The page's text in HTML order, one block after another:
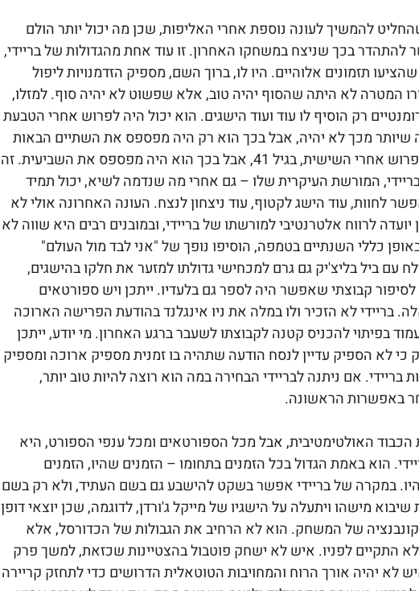
להמשיך לעונה נוספת אחרי האליפות, שכן מה יכול יותר הולם
להתהדר בכך שניצח במשחקו האחרון. זו עוד אחת מהגדולות של בריידי,
תזמונים אלוהיים. היו לו, ברוך השם, מספיק הזדמנויות ליפול
המטרה לא היתה שהסוף יהיה טוב, אלא שפשוט לא יהיה סוף. למזלו,
רק הוסיף לו עוד ועוד הישגים. הוא יכול היה לפרוש אחרי הטבעת
מתוך ההנחה שיותר מכך לא יהיה, אבל בכך הוא רק היה מפספס את השתיים הבאות
עם ניו אינגלנד; הוא יכול היה לפרוש אחרי השישית, בגיל 41, אבל בכך הוא היה מפספס את השביעית. זה
המורשת העיקרית שלו – גם אחרי מה שנדמה לשיא, יכול תמיד
לחוות, עוד הישג לקטוף, עוד ניצחון לנצח. העונה האחרונה אולי לא
לרווח אלטרנטיבי למורשתו של בריידי, ובמובנים רבים היא שווה לא
כללי השנתיים בטמפה, הוסיפו נופך של "אני לבד מול העולם"
עם ביל בליצ'יק גם גרם למכחישי גדולתו למזער את חלקו בהישגים,
קבוצתי שאפשר היה לספר גם בלעדיו. ייתכן ויש ספורטאים
בריידי לא הזכיר ולו במלה את ניו אינגלנד בהודעת הפרישה הארוכה
בפיתוי להכניס קטנה לקבוצתו לשעבר ברגע האחרון. מי יודע, ייתכן
לא הספיק עדיין לנסח הודעה שתהיה בו זמנית מספיק ארוכה ומספיק
אם ניתנה לבריידי הבחירה במה הוא רוצה להיות טוב יותר,
באפשרות הראשונה.
הכבוד האולטימטיבית, אבל מכל הספורטאים ומכל ענפי הספורט, היא
הוא באמת הגדול בכל הזמנים בתחומו – הזמנים שהיו, הזמנים
במקרה של בריידי אפשר בשקט להישבע גם בשם העתיד, ולא רק בשם
מישהו ויתעלה על הישגיו של מייקל ג'ורדן, לדוגמה, שכן יוצאי דופן
של המשחק. הוא לא הרחיב את הגבולות של הכדורסל, אלא
התקיים לפניו. איש לא ישחק פוטבול בהצטיינות שכזאת, למשך פרק
לא יהיה אורך הרוח והמחויבות הטוטאלית הדרושים כדי לתחזק קריירה